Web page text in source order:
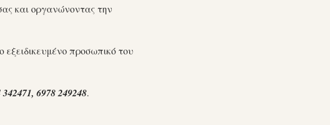
και οργανώνοντας την
εξειδικευμένο προσωπικό του
342471, 6978 249248.